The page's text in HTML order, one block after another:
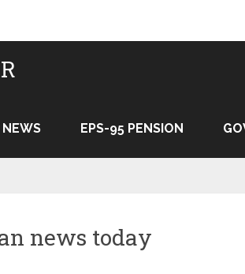
NEWS EPS-95 PENSION
news today